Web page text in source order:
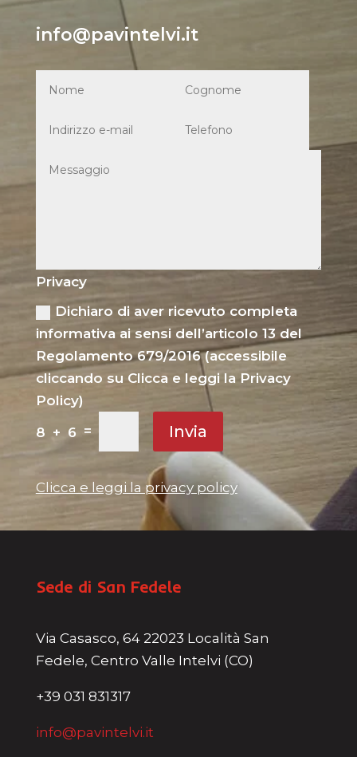
info@pavintelvi.it
Privacy
Dichiaro di aver ricevuto completa
informativa ai sensi dell’articolo 13 del
Regolamento 679/2016 (accessibile
cliccando su Clicca e leggi la Privacy
Policy)
8 + 6 = Invia
Clicca e leggi la privacy policy
Sede di San Fedele
Via Casasco, 64 22023 Località San
Fedele, Centro Valle Intelvi (CO)
+39 031 831317
info@pavintelvi.it